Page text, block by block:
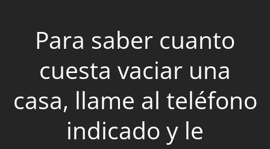
Para saber cuanto
cuesta vaciar una
casa, llame al teléfono
indicado y le